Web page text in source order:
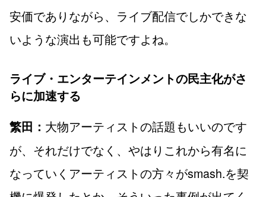
安価でありながら、ライブ配信でしかできな
いような演出も可能ですよね。
ライブ・エンターテインメントの民主化がさ
らに加速する
繁田： 大物アーティストの話題もいいのです
が、それだけでなく、やはりこれから有名に
なっていくアーティストの方々がsmash.を契